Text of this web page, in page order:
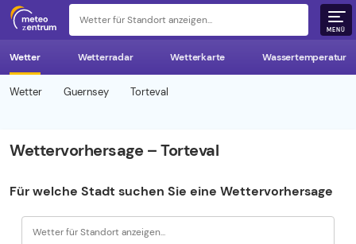
z MENÜ
Wetter Wetterradar Wetterkarte Wassertemperatur
Wetter Guernsey Torteval
Wettervorhersage – Torteval
Für welche Stadt suchen Sie eine Wettervorhersage